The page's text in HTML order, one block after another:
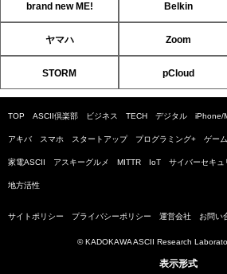
brand new ME! Belkin
ヤマハ Zoom
STORM pCloud
TOP ASCII倶楽部 ビジネス TECH デジタル iPhone/
アキバ スマホ スタートアップ プログラミング+ ゲーム
家電ASCII アスキーグルメ MITTR IoT サイバーセキュ
地方活性
サイトポリシー プライバシーポリシー 運営会社 お問い
© KADOKAWA ASCII Research
表示形式